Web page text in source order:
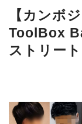
【カンボ
ToolBox
ストリー